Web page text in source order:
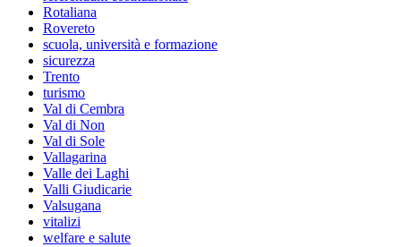
Rotaliana
Rovereto
scuola, università e formazione
sicurezza
Trento
turismo
Val di Cembra
Val di Non
Val di Sole
Vallagarina
Valle dei Laghi
Valli Giudicarie
Valsugana
vitalizi
welfare e salute